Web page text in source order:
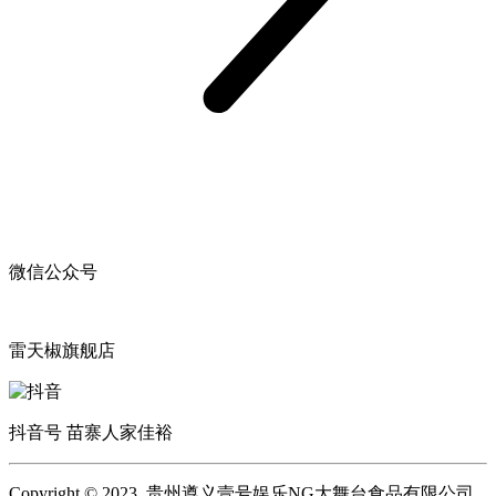
微信公众号
雷天椒旗舰店
抖音号 苗寨人家佳裕